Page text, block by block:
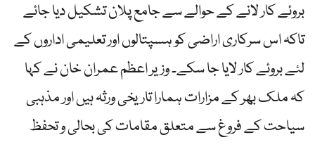
بروئے کار لانے کے حوالے سے جامع پلان تشکیل دیا جائے
تاکہ اس سرکاری اراضی کو ہسپتالوں اور تعلیمی اداروں کے
لئے بروئے کار لایا جا سکے۔ وزیر اعظم عمران خان نے کہا
کہ ملک بھر کے مزارات ہمارا تاریخی ورثہ ہیں اور مذہبی
سیاحت کے فروغ سے متعلق مقامات کی بحالی و تحفظ